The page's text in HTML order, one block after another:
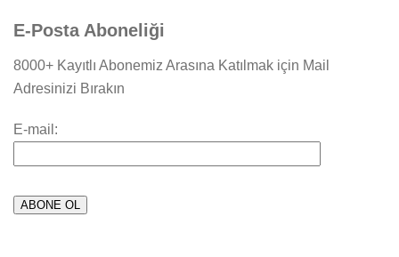
E-Posta Aboneliği
8000+ Kayıtlı Abonemiz Arasına Katılmak için Mail
Adresinizi Bırakın
E-mail: